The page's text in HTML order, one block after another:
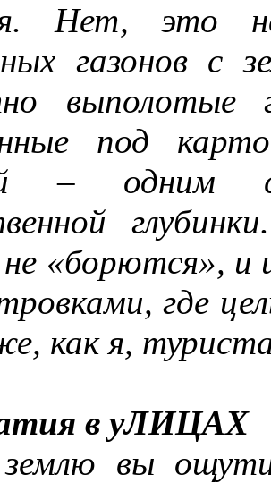
Нет, это
газонов с
под
– одним
«борются», и
где
как я,
в уЛИЦАХ
вы